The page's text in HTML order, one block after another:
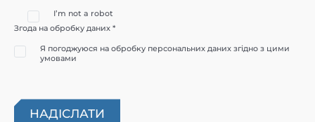
I’m not a robot
Згода на обробку даних *
Я погоджуюся на обробку персональних даних згідно з цими
умовами